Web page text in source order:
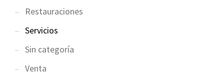
Restauraciones
Servicios
Sin categoría
Venta